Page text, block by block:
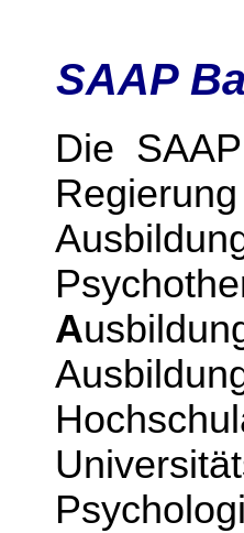
SAAP
Die
A